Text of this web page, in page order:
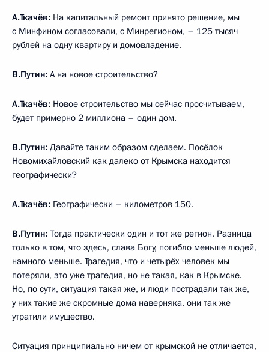
А.Ткачёв: На капитальный ремонт принято решение, мы
с Минфином согласовали, с Минрегионом, – 125 тысяч
рублей на одну квартиру и домовладение.
В.Путин: А на новое строительство?
А.Ткачёв: Новое строительство мы сейчас просчитываем,
будет примерно 2 миллиона – один дом.
В.Путин: Давайте таким образом сделаем. Посёлок
Новомихайловский как далеко от Крымска находится
географически?
А.Ткачёв: Географически – километров 150.
В.Путин: Тогда практически один и тот же регион. Разница
только в том, что здесь, слава Богу, погибло меньше людей,
намного меньше. Трагедия, что и четырёх человек мы
потеряли, это уже трагедия, но не такая, как в Крымске.
Но, по сути, ситуация такая же, и люди пострадали так же,
у них такие же скромные дома наверняка, они так же
утратили имущество.
Ситуация принципиально ничем от крымской не отличается,